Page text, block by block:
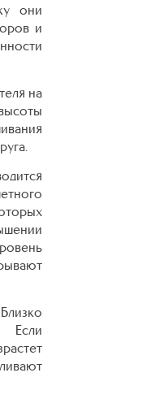
они
и
на
Если